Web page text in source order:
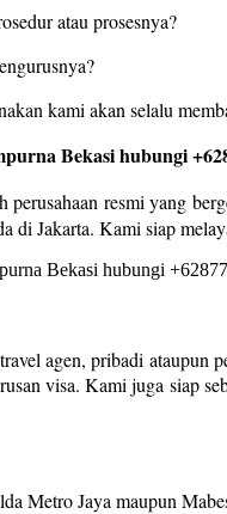
atau prosesnya?
kami akan selalu
Bekasi hubungi
perusahaan resmi yang
di Jakarta. Kami siap
agen, pribadi ataupun
visa. Kami juga siap
Metro Jaya maupun